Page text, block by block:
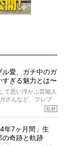
ル愛、ガチ中のガ
ぎる魅力とは〜
て思い浮かぶ芸能人
さんなど、フレブ
、ロッチ中岡さん
のをご存知です
のフレブルアカウ
BULLDOG
取材
年7ヶ月間」生
の奇跡と軌跡